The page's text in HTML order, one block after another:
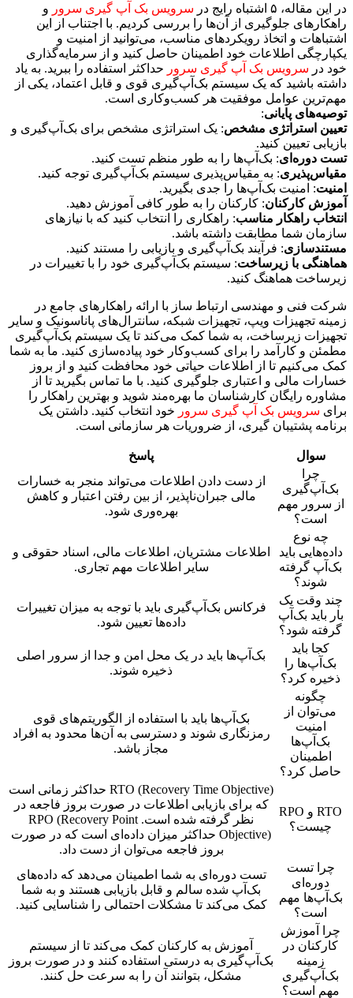
در این مقاله، ۵ اشتباه رایج در سرویس بک آپ گیری سرور و
راهکارهای جلوگیری از آن‌ها را بررسی کردیم. با اجتناب از این
اشتباهات و اتخاذ رویکردهای مناسب، می‌توانید از امنیت و
یکپارچگی اطلاعات خود اطمینان حاصل کنید و از سرمایه‌گذاری
خود در سرویس بک آپ گیری سرور حداکثر استفاده را ببرید. به یاد
داشته باشید که یک سیستم بک‌آپ‌گیری قوی و قابل اعتماد، یکی از
مهم‌ترین عوامل موفقیت هر کسب‌وکاری است.
توصیه‌های پایانی:
تعیین استراتژی مشخص: یک استراتژی مشخص برای بک‌آپ‌گیری و
بازیابی تعیین کنید.
تست دوره‌ای: بک‌آپ‌ها را به طور منظم تست کنید.
مقیاس‌پذیری: به مقیاس‌پذیری سیستم بک‌آپ‌گیری توجه کنید.
امنیت: امنیت بک‌آپ‌ها را جدی بگیرید.
آموزش کارکنان: کارکنان را به طور کافی آموزش دهید.
انتخاب راهکار مناسب: راهکاری را انتخاب کنید که با نیازهای
سازمان شما مطابقت داشته باشد.
مستندسازی: فرآیند بک‌آپ‌گیری و بازیابی را مستند کنید.
هماهنگی با زیرساخت: سیستم بک‌آپ‌گیری خود را با تغییرات در
زیرساخت هماهنگ کنید.
شرکت فنی و مهندسی ارتباط ساز با ارائه راهکارهای جامع در
زمینه تجهیزات ویپ، تجهیزات شبکه، سانترال‌های پاناسونیک و سایر
تجهیزات زیرساخت، به شما کمک می‌کند تا یک سیستم بک‌آپ‌گیری
مطمئن و کارآمد را برای کسب‌وکار خود پیاده‌سازی کنید. ما به شما
کمک می‌کنیم تا از اطلاعات حیاتی خود محافظت کنید و از بروز
خسارات مالی و اعتباری جلوگیری کنید. با ما تماس بگیرید تا از
مشاوره رایگان کارشناسان ما بهره‌مند شوید و بهترین راهکار را
برای سرویس بک آپ گیری سرور خود انتخاب کنید. داشتن یک
برنامه پشتیبان گیری، از ضروریات هر سازمانی است.
سوال
پاسخ
چرا
بک‌آپ‌گیری
از سرور مهم
است؟
از دست دادن اطلاعات می‌تواند منجر به خسارات
مالی جبران‌ناپذیر، از بین رفتن اعتبار و کاهش
بهره‌وری شود.
چه نوع
داده‌هایی باید
بک‌آپ گرفته
شوند؟
اطلاعات مشتریان، اطلاعات مالی، اسناد حقوقی و
سایر اطلاعات مهم تجاری.
چند وقت یک
بار باید بک‌آپ
گرفته شود؟
فرکانس بک‌آپ‌گیری باید با توجه به میزان تغییرات
داده‌ها تعیین شود.
کجا باید
بک‌آپ‌ها را
ذخیره کرد؟
بک‌آپ‌ها باید در یک محل امن و جدا از سرور اصلی
ذخیره شوند.
چگونه
می‌توان از
امنیت
بک‌آپ‌ها
اطمینان
حاصل کرد؟
بک‌آپ‌ها باید با استفاده از الگوریتم‌های قوی
رمزنگاری شوند و دسترسی به آن‌ها محدود به افراد
مجاز باشد.
RTO و RPO
چیست؟
RTO (Recovery Time Objective) حداکثر زمانی است
که برای بازیابی اطلاعات در صورت بروز فاجعه در
نظر گرفته شده است. RPO (Recovery Point
Objective) حداکثر میزان داده‌ای است که در صورت
بروز فاجعه می‌توان از دست داد.
چرا تست
دوره‌ای
بک‌آپ‌ها مهم
است؟
تست دوره‌ای به شما اطمینان می‌دهد که داده‌های
بک‌آپ شده سالم و قابل بازیابی هستند و به شما
کمک می‌کند تا مشکلات احتمالی را شناسایی کنید.
چرا آموزش
کارکنان در
زمینه
بک‌آپ‌گیری
مهم است؟
آموزش به کارکنان کمک می‌کند تا از سیستم
بک‌آپ‌گیری به درستی استفاده کنند و در صورت بروز
مشکل، بتوانند آن را به سرعت حل کنند.